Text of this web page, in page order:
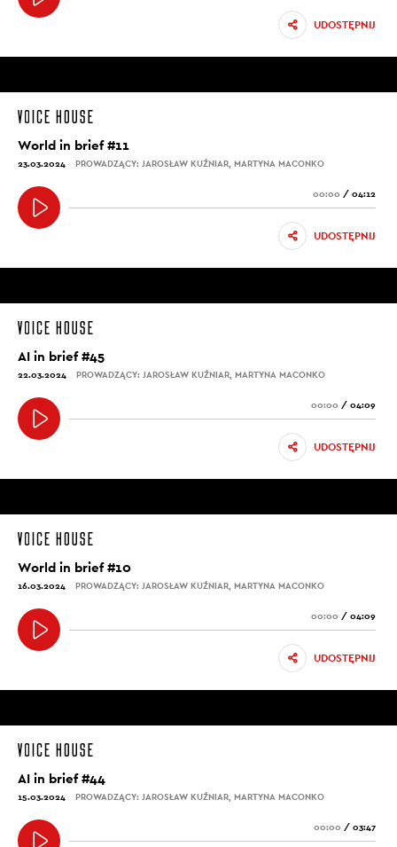
UDOSTĘPNIJ
World in brief #11
23.03.2024 PROWADZĄCY: JAROSŁAW KUŹNIAR, MARTYNA MACONKO
00:00 / 04:12
UDOSTĘPNIJ
AI in brief #45
22.03.2024 PROWADZĄCY: JAROSŁAW KUŹNIAR, MARTYNA MACONKO
00:00 / 04:09
UDOSTĘPNIJ
World in brief #10
16.03.2024 PROWADZĄCY: JAROSŁAW KUŹNIAR, MARTYNA MACONKO
00:00 / 04:09
UDOSTĘPNIJ
AI in brief #44
15.03.2024 PROWADZĄCY: JAROSŁAW KUŹNIAR, MARTYNA MACONKO
00:00 / 03:47